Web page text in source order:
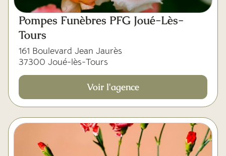
Pompes Funèbres PFG Joué-Lès-
Tours
161 Boulevard Jean Jaurès
37300 Joué-lès-Tours
Voir l'agence